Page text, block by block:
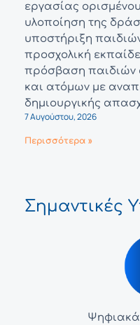
εργασίας
υλοποίηση της
υποστήριξη
προσχολική
πρόσβαση παιδιών
και ατόμων με
δημιουργικής
7 Αυγούστου, 2026
Περισσότερα »
Σημαντικές
Ψηφιακά